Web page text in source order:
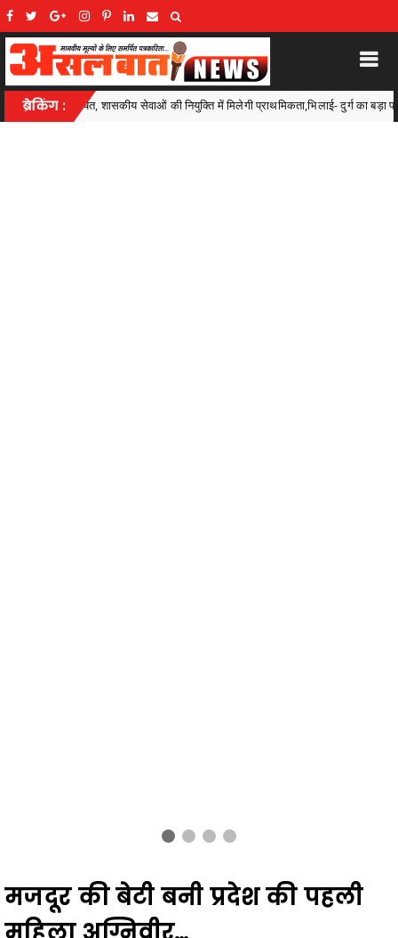
ब्रेकिंग :
नियुक्ति में मिलेगी प्राथमिकता,भिलाई- दुर्ग का बड़ा प्रदर्शन, यहां के 50 से अधिक खिलाड़ी
मजदूर की बेटी बनी प्रदेश की पहली
महिला अग्निवीर…
Asal baat March 29, 2025